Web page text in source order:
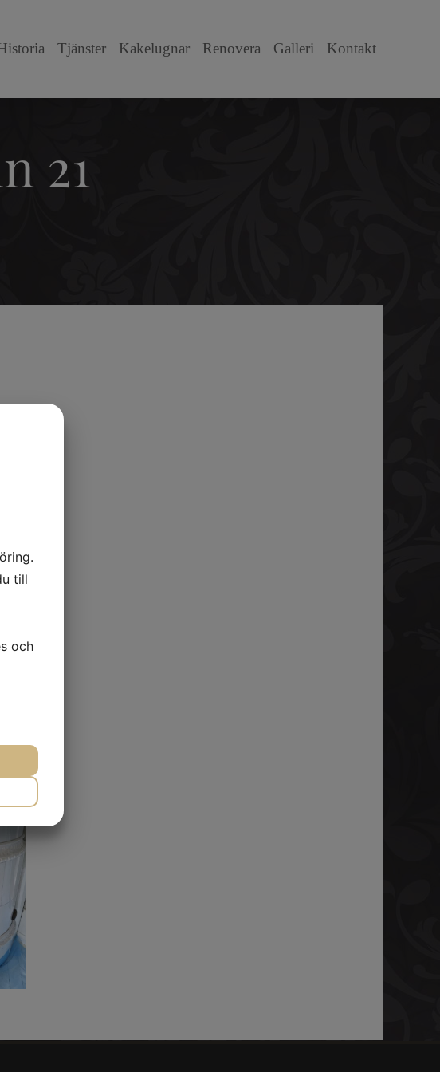
Tjänster Kakelugnar Renovera Galleri Kontakt
21
till
och